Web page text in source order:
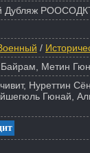
Дубляж
/
Метин
Нуреттин
Гюнай,